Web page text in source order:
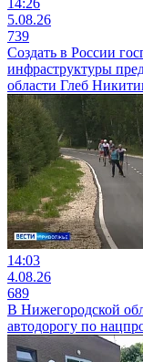
5.08.26
739
Создать в России
инфраструктуры
области Глеб
14:03
4.08.26
689
В Нижегородской
автодорогу по